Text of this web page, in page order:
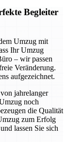
Begleiter
Umzug mit
Ihr Umzug
– wir passen
Veränderung.
aufgezeichnet.
jahrelanger
noch
die Qualität
zum Erfolg
lassen Sie sich